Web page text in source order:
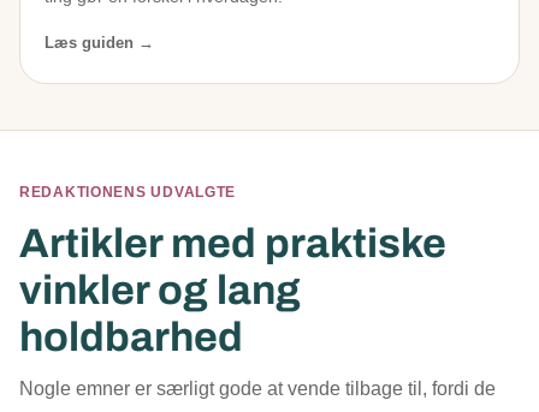
Læs guiden →
REDAKTIONENS UDVALGTE
Artikler med praktiske
vinkler og lang
holdbarhed
Nogle emner er særligt gode at vende tilbage til, fordi de